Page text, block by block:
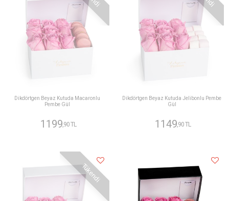
Dikdörtgen Beyaz Kutuda Macaronlu
Pembe Gül
1199,90 TL
Dikdörtgen Beyaz Kutuda Jelibonlu Pembe
Gül
1149,90 TL
Tükendi